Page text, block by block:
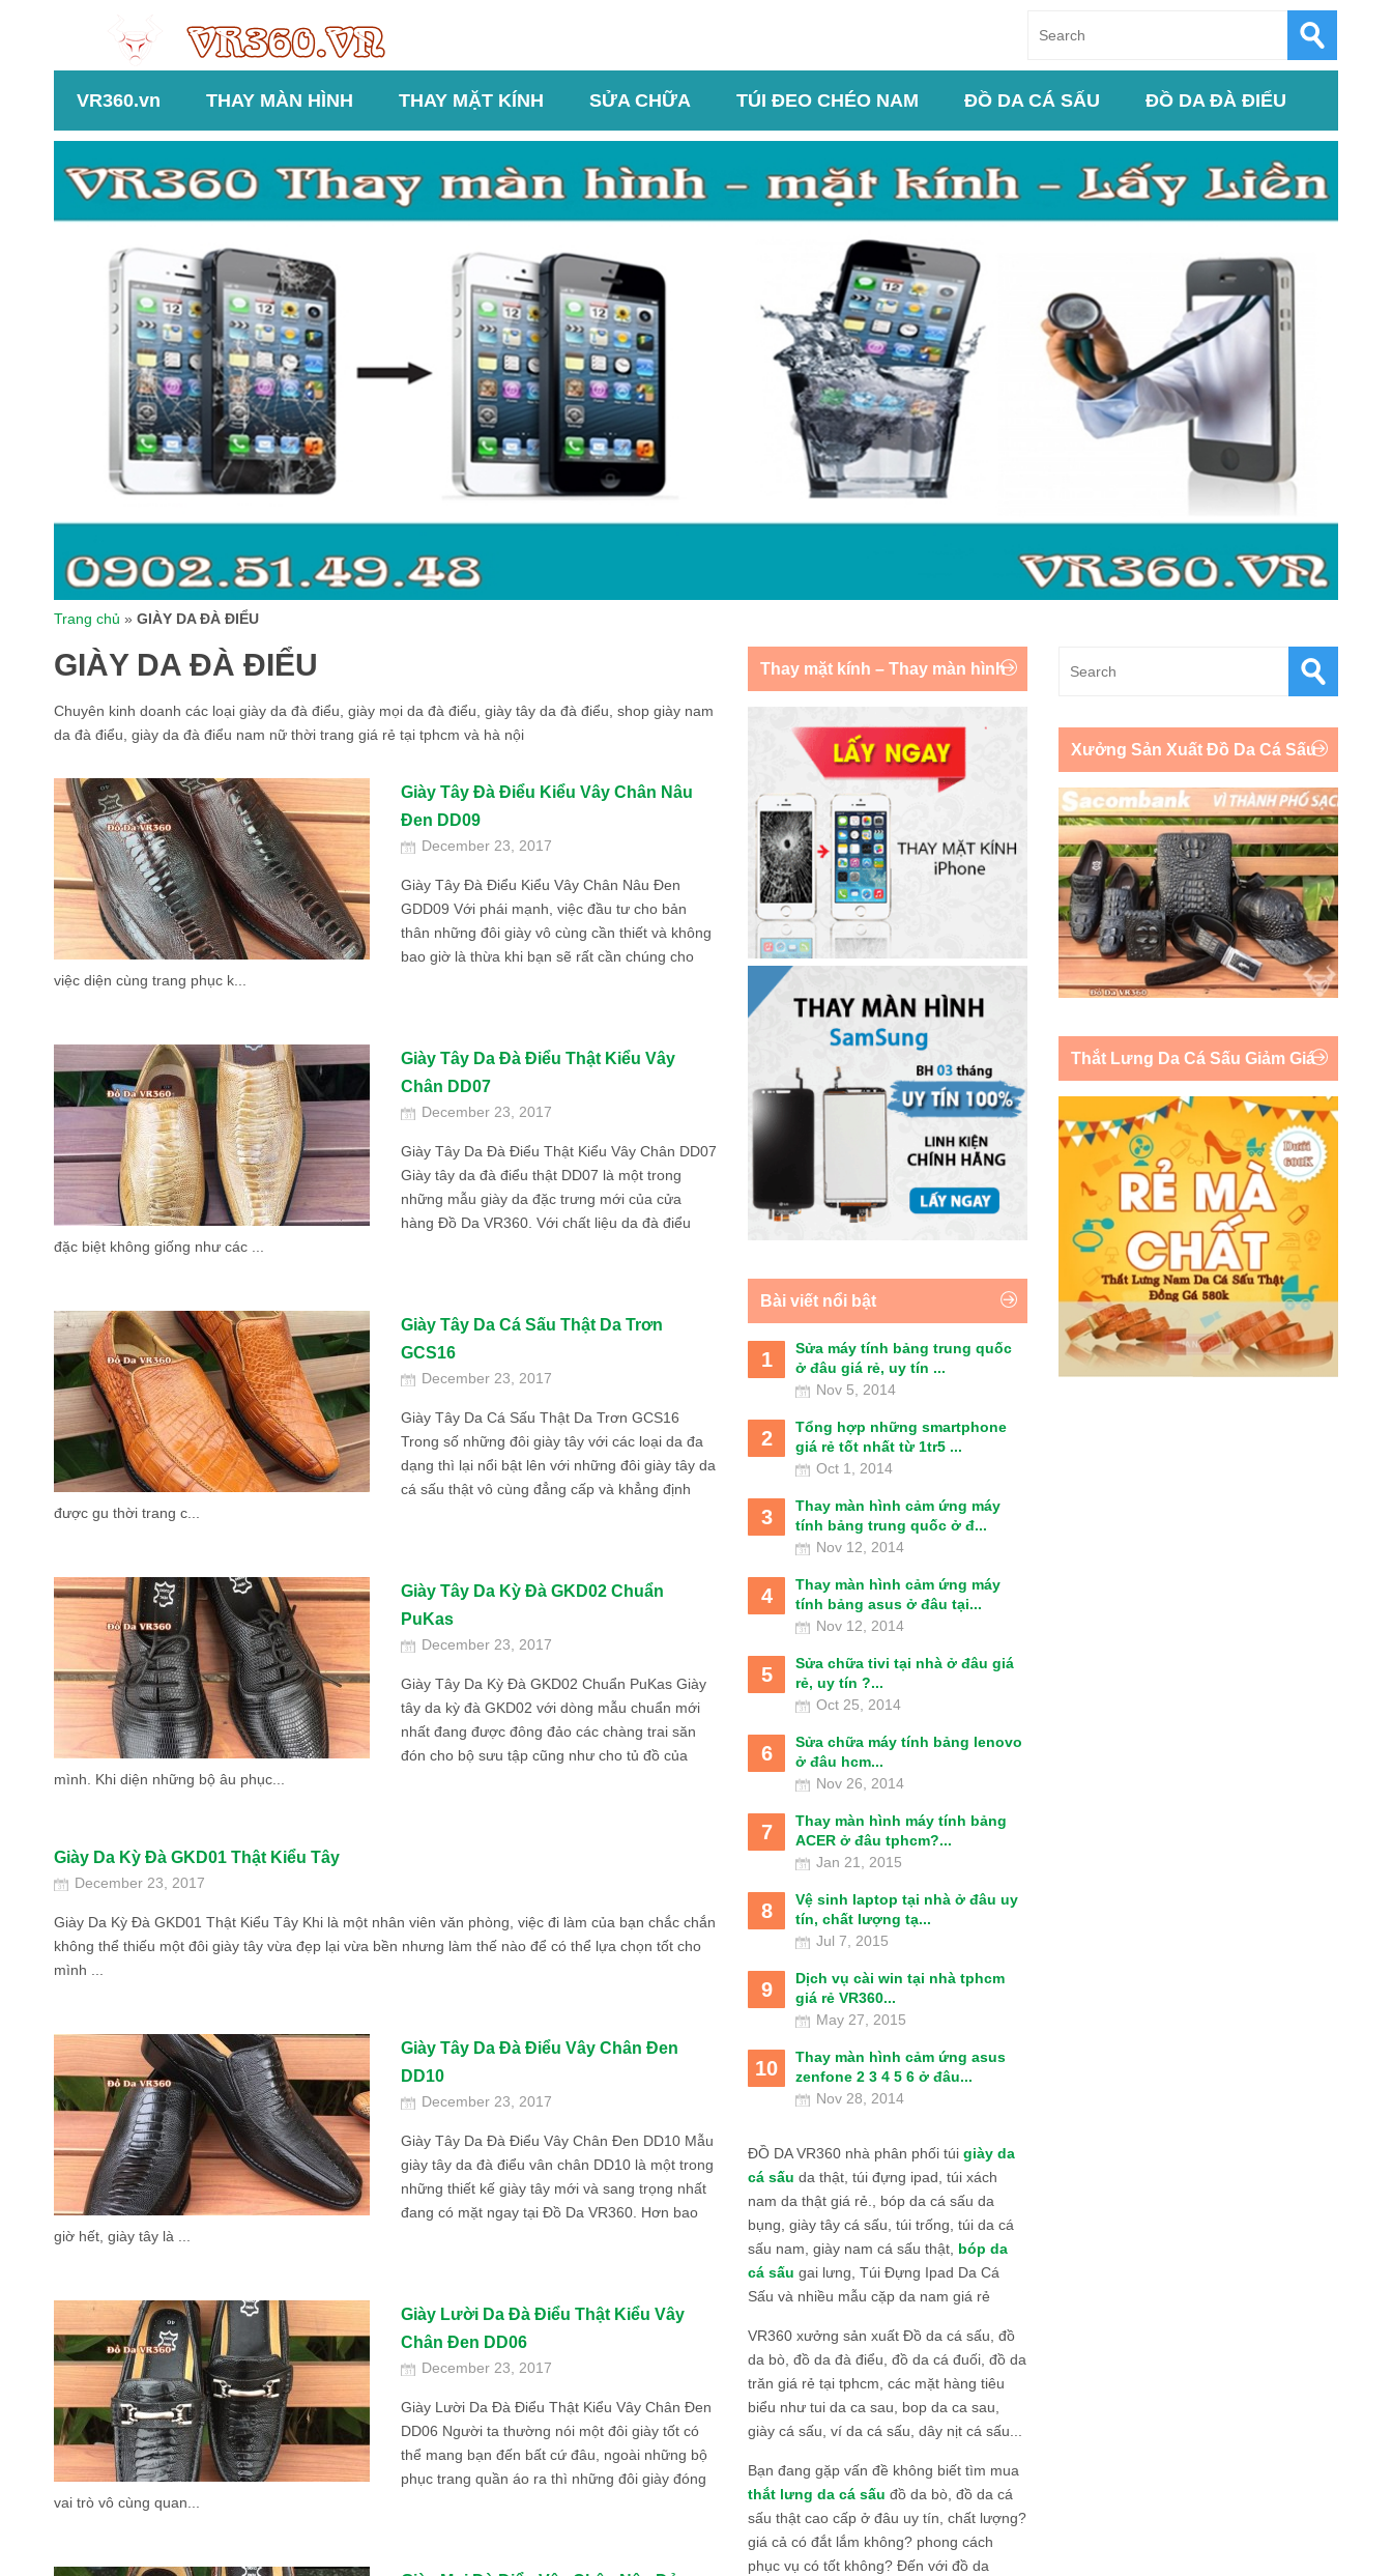
VR360.vn THAY MÀN HÌNH THAY MẶT KÍNH SỬA CHỮA TÚI ĐEO CHÉO NAM ĐỒ DA CÁ SẤU ĐỒ DA ĐÀ ĐIỂU
Trang chủ » GIÀY DA ĐÀ ĐIỂU
GIÀY DA ĐÀ ĐIỂU
Chuyên kinh doanh các loại giày da đà điểu, giày mọi da đà điểu, giày tây da đà điểu, shop giày nam
da đà điểu, giày da đà điểu nam nữ thời trang giá rẻ tại tphcm và hà nội
Giày Tây Đà Điểu Kiểu Vây Chân Nâu
Đen DD09
December 23, 2017
Giày Tây Đà Điểu Kiểu Vây Chân Nâu Đen
GDD09 Với phái mạnh, việc đầu tư cho bản
thân những đôi giày vô cùng cần thiết và không
bao giờ là thừa khi bạn sẽ rất cần chúng cho
việc diện cùng trang phục k...
Giày Tây Da Đà Điểu Thật Kiểu Vây
Chân DD07
December 23, 2017
Giày Tây Da Đà Điểu Thật Kiểu Vây Chân DD07
Giày tây da đà điểu thật DD07 là một trong
những mẫu giày da đặc trưng mới của cửa
hàng Đồ Da VR360. Với chất liệu da đà điểu
đặc biệt không giống như các ...
Giày Tây Da Cá Sấu Thật Da Trơn
GCS16
December 23, 2017
Giày Tây Da Cá Sấu Thật Da Trơn GCS16
Trong số những đôi giày tây với các loại da đa
dạng thì lại nổi bật lên với những đôi giày tây da
cá sấu thật vô cùng đẳng cấp và khẳng định
được gu thời trang c...
Giày Tây Da Kỳ Đà GKD02 Chuẩn
PuKas
December 23, 2017
Giày Tây Da Kỳ Đà GKD02 Chuẩn PuKas Giày
tây da kỳ đà GKD02 với dòng mẫu chuẩn mới
nhất đang được đông đảo các chàng trai săn
đón cho bộ sưu tập cũng như cho tủ đồ của
mình. Khi diện những bộ âu phục...
Giày Da Kỳ Đà GKD01 Thật Kiểu Tây
December 23, 2017
Giày Da Kỳ Đà GKD01 Thật Kiểu Tây Khi là một nhân viên văn phòng, việc đi làm của bạn chắc chắn
không thể thiếu một đôi giày tây vừa đẹp lại vừa bền nhưng làm thế nào để có thể lựa chọn tốt cho
mình ...
Giày Tây Da Đà Điểu Vây Chân Đen
DD10
December 23, 2017
Giày Tây Da Đà Điểu Vây Chân Đen DD10 Mẫu
giày tây da đà điểu vân chân DD10 là một trong
những thiết kế giày tây mới và sang trọng nhất
đang có mặt ngay tại Đồ Da VR360. Hơn bao
giờ hết, giày tây là ...
Giày Lười Da Đà Điểu Thật Kiểu Vây
Chân Đen DD06
December 23, 2017
Giày Lười Da Đà Điểu Thật Kiểu Vây Chân Đen
DD06 Người ta thường nói một đôi giày tốt có
thể mang bạn đến bất cứ đâu, ngoài những bộ
phục trang quần áo ra thì những đôi giày đóng
vai trò vô cùng quan...
Thay mặt kính – Thay màn hình
Bài viết nổi bật
1
Sửa máy tính bảng trung quốc
ở đâu giá rẻ, uy tín ...
Nov 5, 2014
2
Tổng hợp những smartphone
giá rẻ tốt nhất từ 1tr5 ...
Oct 1, 2014
3
Thay màn hình cảm ứng máy
tính bảng trung quốc ở đ...
Nov 12, 2014
4
Thay màn hình cảm ứng máy
tính bảng asus ở đâu tại...
Nov 12, 2014
5
Sửa chữa tivi tại nhà ở đâu giá
rẻ, uy tín ?...
Oct 25, 2014
6
Sửa chữa máy tính bảng lenovo
ở đâu hcm...
Nov 26, 2014
7
Thay màn hình máy tính bảng
ACER ở đâu tphcm?...
Jan 21, 2015
8
Vệ sinh laptop tại nhà ở đâu uy
tín, chất lượng tạ...
Jul 7, 2015
9
Dịch vụ cài win tại nhà tphcm
giá rẻ VR360...
May 27, 2015
10
Thay màn hình cảm ứng asus
zenfone 2 3 4 5 6 ở đâu...
Nov 28, 2014
ĐỒ DA VR360 nhà phân phối túi giày da
cá sấu da thật, túi đựng ipad, túi xách
nam da thật giá rẻ., bóp da cá sấu da
bụng, giày tây cá sấu, túi trống, túi da cá
sấu nam, giày nam cá sấu thật, bóp da
cá sấu gai lưng, Túi Đựng Ipad Da Cá
Sấu và nhiều mẫu cặp da nam giá rẻ
VR360 xưởng sản xuất Đồ da cá sấu, đồ
da bò, đồ da đà điểu, đồ da cá đuối, đồ da
trăn giá rẻ tại tphcm, các mặt hàng tiêu
biểu như tui da ca sau, bop da ca sau,
giày cá sấu, ví da cá sấu, dây nịt cá sấu...
Bạn đang gặp vấn đề không biết tìm mua
thắt lưng da cá sấu đồ da bò, đồ da cá
sấu thật cao cấp ở đâu uy tín, chất lượng?
giá cả có đắt lắm không? phong cách
phục vụ có tốt không? Đến với đồ da
Xưởng Sản Xuất Đồ Da Cá Sấu
Thắt Lưng Da Cá Sấu Giảm Giá